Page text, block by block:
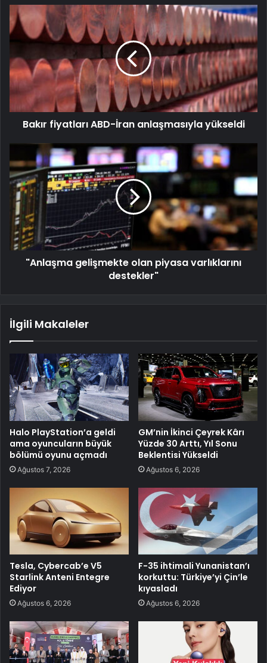
Bakır fiyatları ABD-İran anlaşmasıyla yükseldi
"Anlaşma gelişmekte olan piyasa varlıklarını
destekler"
İlgili Makaleler
Halo PlayStation’a geldi
ama oyuncuların büyük
bölümü oyunu açmadı
Ağustos 7, 2026
GM’nin İkinci Çeyrek Kârı
Yüzde 30 Arttı, Yıl Sonu
Beklentisi Yükseldi
Ağustos 6, 2026
Tesla, Cybercab’e V5
Starlink Anteni Entegre
Ediyor
Ağustos 6, 2026
F-35 ihtimali Yunanistan’ı
korkuttu: Türkiye’yi Çin’le
kıyasladı
Ağustos 6, 2026